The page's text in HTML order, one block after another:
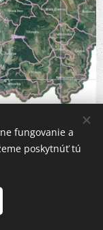
fungovanie a
poskytnúť tú